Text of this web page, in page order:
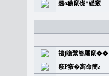
翹o穢竄礎^礎竅
禮j瞻繫簪羅竄��
竅P竅�㝢命簡z